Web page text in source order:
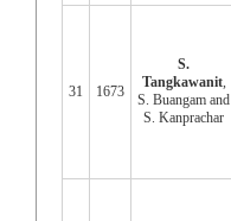
31 1673
S.
Tangkawanit,
S. Buangam and
S. Kanprachar